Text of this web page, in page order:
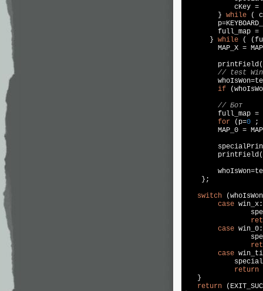
cKey =
        }
while (
full_map
      }
while (
MAP_X =
// test Win
if
// Бот
full_map =
for (p=0 ;
MAP_0 =
    };
switch
case win_x:
case win_0:
case
return
   }
return